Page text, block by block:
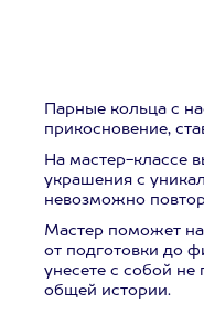
Парные кольца с
прикосновение,
На мастер-классе
украшения с
невозможно
Мастер поможет на
от подготовки до
унесете с собой
общей истории.